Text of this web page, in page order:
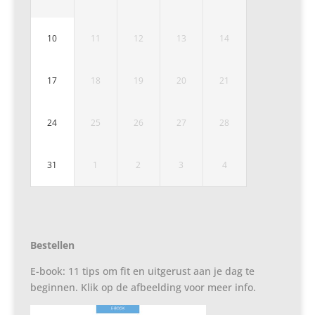
10 11 12 13 14
17 18 19 20 21
24 25 26 27 28
31 1 2 3 4
Bestellen
E-book: 11 tips om fit en uitgerust aan je dag te
beginnen. Klik op de afbeelding voor meer info.